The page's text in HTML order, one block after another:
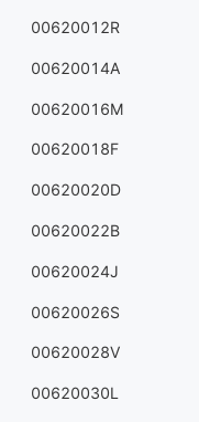
00620012R
00620014A
00620016M
00620018F
00620020D
00620022B
00620024J
00620026S
00620028V
00620030L